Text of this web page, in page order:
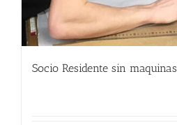
Socio Residente sin maquinas